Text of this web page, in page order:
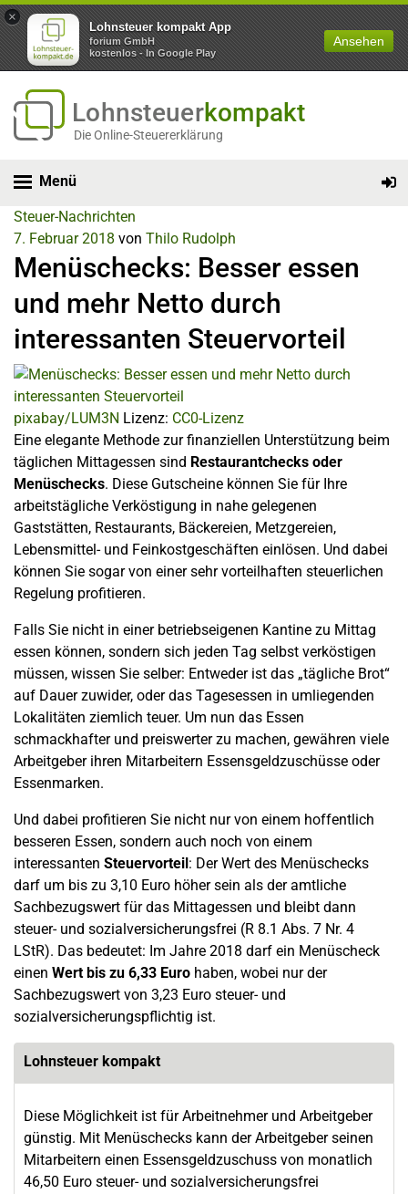
×
Lohnsteuer kompakt App
forium GmbH
kostenlos - In Google Play
Ansehen
Lohnsteuerkompakt
Die Online-Steuererklärung
Menü
Steuer-Nachrichten
7. Februar 2018 von Thilo Rudolph
Menüschecks: Besser essen
und mehr Netto durch
interessanten Steuervorteil
pixabay/LUM3N Lizenz: CC0-Lizenz
Eine elegante Methode zur finanziellen Unterstützung beim
täglichen Mittagessen sind Restaurantchecks oder
Menüschecks. Diese Gutscheine können Sie für Ihre
arbeitstägliche Verköstigung in nahe gelegenen
Gaststätten, Restaurants, Bäckereien, Metzgereien,
Lebensmittel- und Feinkostgeschäften einlösen. Und dabei
können Sie sogar von einer sehr vorteilhaften steuerlichen
Regelung profitieren.
Falls Sie nicht in einer betriebseigenen Kantine zu Mittag
essen können, sondern sich jeden Tag selbst verköstigen
müssen, wissen Sie selber: Entweder ist das „tägliche Brot“
auf Dauer zuwider, oder das Tagesessen in umliegenden
Lokalitäten ziemlich teuer. Um nun das Essen
schmackhafter und preiswerter zu machen, gewähren viele
Arbeitgeber ihren Mitarbeitern Essensgeldzuschüsse oder
Essenmarken.
Und dabei profitieren Sie nicht nur von einem hoffentlich
besseren Essen, sondern auch noch von einem
interessanten Steuervorteil: Der Wert des Menüschecks
darf um bis zu 3,10 Euro höher sein als der amtliche
Sachbezugswert für das Mittagessen und bleibt dann
steuer- und sozialversicherungsfrei (R 8.1 Abs. 7 Nr. 4
LStR). Das bedeutet: Im Jahre 2018 darf ein Menüscheck
einen Wert bis zu 6,33 Euro haben, wobei nur der
Sachbezugswert von 3,23 Euro steuer- und
sozialversicherungspflichtig ist.
Lohnsteuer kompakt
Diese Möglichkeit ist für Arbeitnehmer und Arbeitgeber
günstig. Mit Menüschecks kann der Arbeitgeber seinen
Mitarbeitern einen Essensgeldzuschuss von monatlich
46,50 Euro steuer- und sozialversicherungsfrei